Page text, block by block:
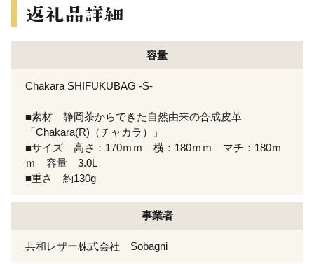
容量
Chakara SHIFUKUBAG -S-
■素材 静岡茶からできた自然由来の合成皮革
「Chakara(R)（チャカラ）」
■サイズ 高さ：170ｍｍ 横：180ｍｍ マチ：180ｍ
ｍ 容量 3.0L
■重さ 約130g
事業者
共和レザー株式会社 Sobagni